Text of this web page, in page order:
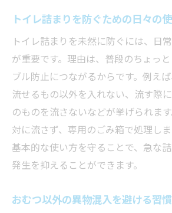
トイレ詰まりを防ぐための日々の
トイレ詰まりを未然に防ぐには、日
が重要です。理由は、普段のちょっ
ブル防止につながるからです。例え
流せるもの以外を入れない、流す際
のものを流さないなどが挙げられま
対に流さず、専用のごみ箱で処理し
基本的な使い方を守ることで、急な
発生を抑えることができます。
おむつ以外の異物混入を避ける習